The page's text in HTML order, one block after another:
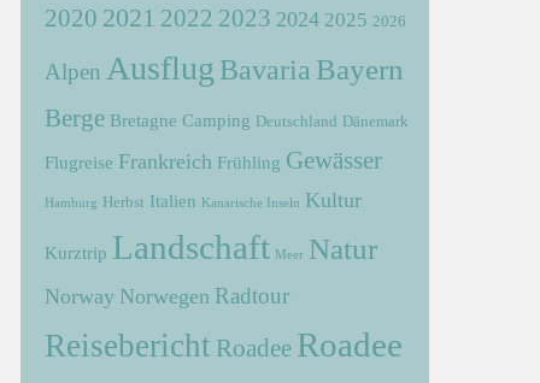
2020 2021 2022 2023 2024 2025 2026
Alpen Ausflug Bavaria Bayern
Berge Bretagne Camping Deutschland Dänemark
Flugreise Frankreich Frühling Gewässer
Hamburg Herbst Italien Kanarische Inseln Kultur
Kurztrip Landschaft Meer Natur
Norway Norwegen Radtour
Reisebericht Roadee Roadee